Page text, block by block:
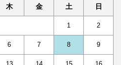
木 金 土 日
1 2
6 7 8 9